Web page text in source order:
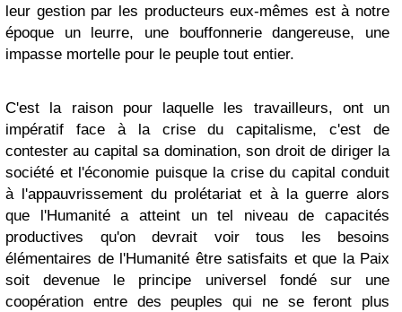
leur gestion par les producteurs eux-mêmes est à notre
époque un leurre, une bouffonnerie dangereuse, une
impasse mortelle pour le peuple tout entier.
C'est la raison pour laquelle les travailleurs, ont un
impératif face à la crise du capitalisme, c'est de
contester au capital sa domination, son droit de diriger la
société et l'économie puisque la crise du capital conduit
à l'appauvrissement du prolétariat et à la guerre alors
que l'Humanité a atteint un tel niveau de capacités
productives qu'on devrait voir tous les besoins
élémentaires de l'Humanité être satisfaits et que la Paix
soit devenue le principe universel fondé sur une
coopération entre des peuples qui ne se feront plus